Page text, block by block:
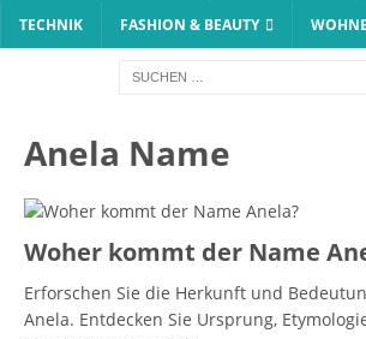
TECHNIK FASHION & BEAUTY
Anela Name
Woher kommt der Name
Erforschen Sie die Herkunft und
Anela. Entdecken Sie Ursprung,